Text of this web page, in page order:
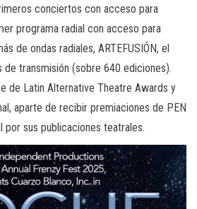
conciertos con acceso para
programa radial con acceso para
de ondas radiales, ARTEFUSIÓN, el
de transmisión (sobre 640 ediciones).
de Latin Alternative Theatre Awards y
aparte de recibir premiaciones de PEN
por sus publicaciones teatrales.